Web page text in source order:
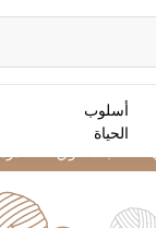
أسلوب
الحياة